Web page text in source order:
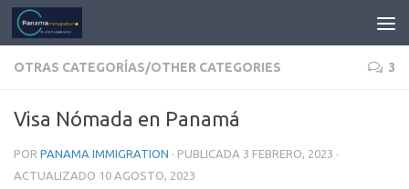
OTRAS CATEGORÍAS/OTHER CATEGORIES 3
Visa Nómada en Panamá
POR PANAMA IMMIGRATION · PUBLICADA 3 FEBRERO, 2023 ·
ACTUALIZADO 10 AGOSTO, 2023